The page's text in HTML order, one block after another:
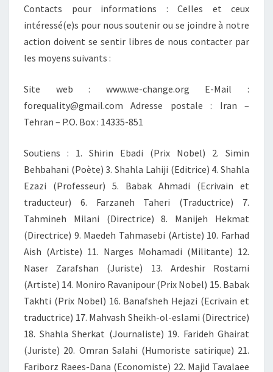
Contacts pour informations : Celles et ceux
intéressé(e)s pour nous soutenir ou se joindre à notre
action doivent se sentir libres de nous contacter par
les moyens suivants :
Site web : www.we-change.org E-Mail :
forequality@gmail.com Adresse postale : Iran –
Tehran – P.O. Box : 14335-851
Soutiens : 1. Shirin Ebadi (Prix Nobel) 2. Simin
Behbahani (Poète) 3. Shahla Lahiji (Editrice) 4. Shahla
Ezazi (Professeur) 5. Babak Ahmadi (Ecrivain et
traducteur) 6. Farzaneh Taheri (Traductrice) 7.
Tahmineh Milani (Directrice) 8. Manijeh Hekmat
(Directrice) 9. Maedeh Tahmasebi (Artiste) 10. Farhad
Aish (Artiste) 11. Narges Mohamadi (Militante) 12.
Naser Zarafshan (Juriste) 13. Ardeshir Rostami
(Artiste) 14. Moniro Ravanipour (Prix Nobel) 15. Babak
Takhti (Prix Nobel) 16. Banafsheh Hejazi (Ecrivain et
traductrice) 17. Mahvash Sheikh-ol-eslami (Directrice)
18. Shahla Sherkat (Journaliste) 19. Farideh Ghairat
(Juriste) 20. Omran Salahi (Humoriste satirique) 21.
Fariborz Raees-Dana (Economiste) 22. Majid Tavalaee